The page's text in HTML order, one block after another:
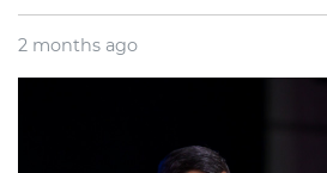
2 months ago